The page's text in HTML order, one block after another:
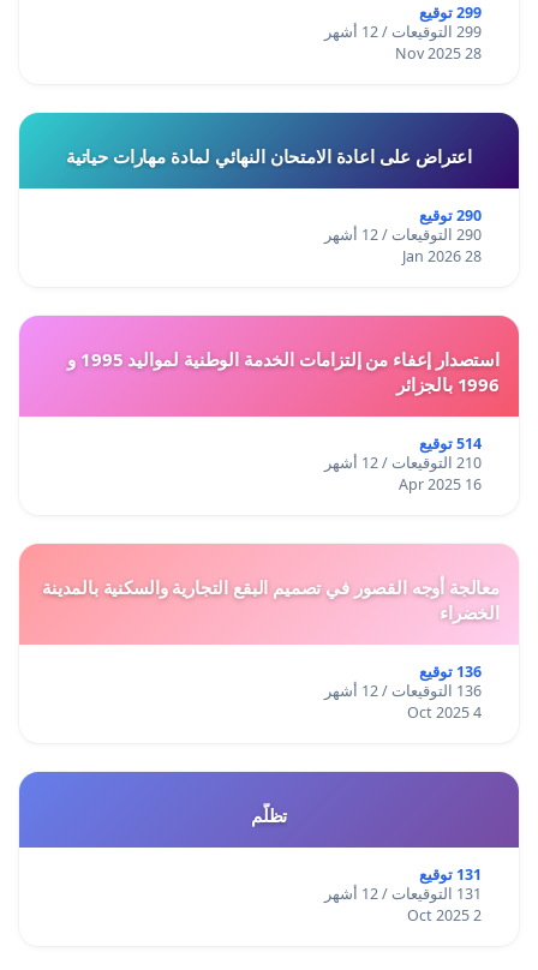
299 توقيع
299 التوقيعات / 12 أشهر
28 Nov 2025
اعتراض على اعادة الامتحان النهائي لمادة مهارات حياتية
290 توقيع
290 التوقيعات / 12 أشهر
28 Jan 2026
استصدار إعفاء من إلتزامات الخدمة الوطنية لمواليد 1995 و
1996 بالجزائر
514 توقيع
210 التوقيعات / 12 أشهر
16 Apr 2025
معالجة أوجه القصور في تصميم البقع التجارية والسكنية بالمدينة
الخضراء
136 توقيع
136 التوقيعات / 12 أشهر
4 Oct 2025
تظلّم
131 توقيع
131 التوقيعات / 12 أشهر
2 Oct 2025